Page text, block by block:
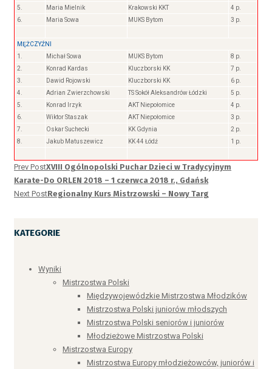
5.
Maria Mielnik Krakowski KKT
4 p.
6.
Maria Sowa MUKS Bytom 3 p.
MĘŻCZYŹNI
1.
Michał Sowa MUKS Bytom
8 p.
2.
Konrad Kardas Kluczborski KK
7 p.
3.
Dawid Rojowski Kluczborski KK
6 p.
4.
Adrian Zwierzchowski TS Sokół Aleksandrów Łódzki
5 p.
5.
Konrad Irzyk AKT Niepołomice
4 p.
6.
Wiktor Staszak AKT Niepołomice
3 p.
7.
Oskar Suchecki KK Gdynia
2 p.
8.
Jakub Matuszewicz KK 44 Łódź 1 p.
Prev PostXVIII Ogólnopolski Puchar Dzieci w Tradycyjnym
Karate-Do ORLEN 2018 – 1 czerwca 2018 r., Gdańsk
Next PostRegionalny Kurs Mistrzowski – Nowy Targ
KATEGORIE
Wyniki
Mistrzostwa Polski
Międzywojewódzkie Mistrzostwa Młodzików
Mistrzostwa Polski juniorów młodszych
Mistrzostwa Polski seniorów i juniorów
Młodzieżowe Mistrzostwa Polski
Mistrzostwa Europy
Mistrzostwa Europy młodzieżowców, juniorów i